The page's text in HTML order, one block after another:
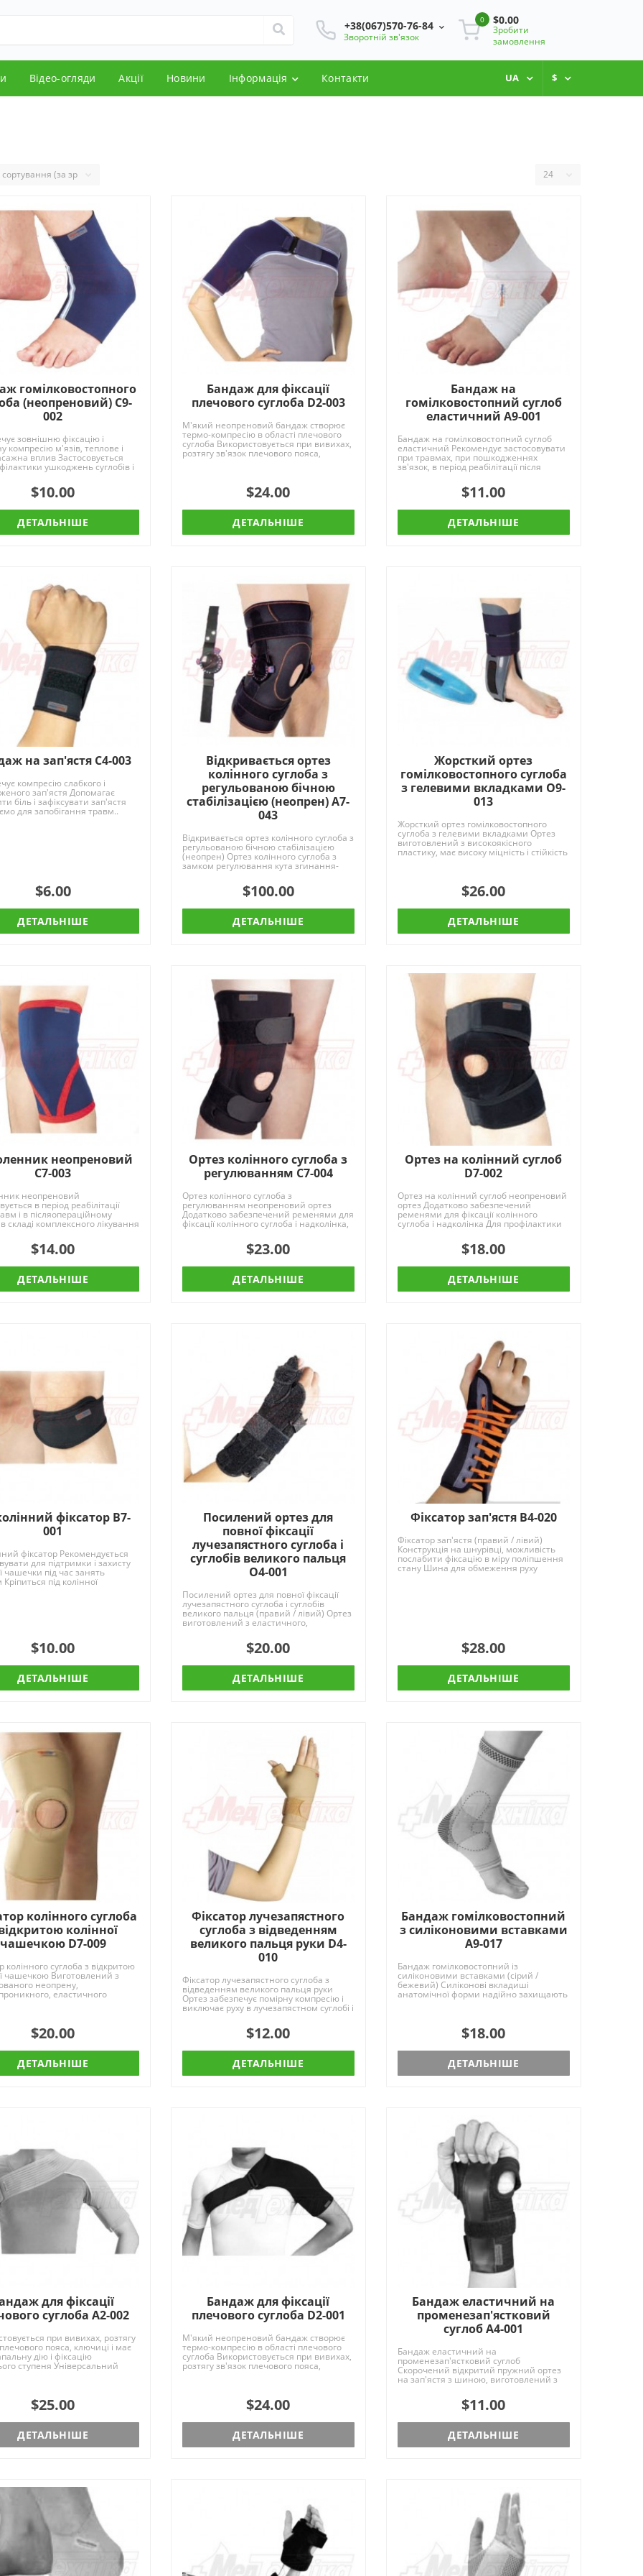
+38(067)570-76-84
Зворотній зв'язок
0 $0.00
Зробити
замовлення
Відео-огляди Акції Новини Інформація Контакти UA $
гомілковостопного
(неопреновий) C9-
002
зовнішню фіксацію і
компресію м'язів, теплове і
вплив Застосовується
ушкоджень суглобів і
$10.00
ДЕТАЛЬНІШЕ
Бандаж для фіксації
плечового суглоба D2-003
М'який неопреновий бандаж створює
термо-компресію в області плечового
суглоба Використовується при вивихах,
розтягу зв'язок плечового пояса,
$24.00
ДЕТАЛЬНІШЕ
Бандаж на
гомілковостопний суглоб
еластичний A9-001
Бандаж на гомілковостопний суглоб
еластичний Рекомендує застосовувати
при травмах, при пошкодженнях
зв'язок, в період реабілітації після
$11.00
ДЕТАЛЬНІШЕ
на зап'ястя C4-003
компресію слабкого і
зап'ястя Допомагає
біль і зафіксувати зап'ястя
для запобігання травм..
$6.00
ДЕТАЛЬНІШЕ
Відкривається ортез
колінного суглоба з
регульованою бічною
стабілізацією (неопрен) A7-
043
Відкривається ортез колінного суглоба з
регульованою бічною стабілізацією
(неопрен) Ортез колінного суглоба з
замком регулювання кута згинання-
$100.00
ДЕТАЛЬНІШЕ
Жорсткий ортез
гомілковостопного суглоба
з гелевими вкладками O9-
013
Жорсткий ортез гомілковостопного
суглоба з гелевими вкладками Ортез
виготовлений з високоякісного
пластику, має високу міцність і стійкість
$26.00
ДЕТАЛЬНІШЕ
неопреновий
C7-003
неопреновий
в період реабілітації
і в післяопераційному
в складі комплексного лікування
$14.00
ДЕТАЛЬНІШЕ
Ортез колінного суглоба з
регулюванням C7-004
Ортез колінного суглоба з
регулюванням неопреновий ортез
Додатково забезпечений ременями для
фіксації колінного суглоба і надколінка,
$23.00
ДЕТАЛЬНІШЕ
Ортез на колінний суглоб
D7-002
Ортез на колінний суглоб неопреновий
ортез Додатково забезпечений
ременями для фіксації колінного
суглоба і надколінка Для профілактики
$18.00
ДЕТАЛЬНІШЕ
фіксатор B7-
001
фіксатор Рекомендується
для підтримки і захисту
чашечки під час занять
під колінної
і пр..
$10.00
ДЕТАЛЬНІШЕ
Посилений ортез для
повної фіксації
лучезапястного суглоба і
суглобів великого пальця
O4-001
Посилений ортез для повної фіксації
лучезапястного суглоба і суглобів
великого пальця (правий / лівий) Ортез
виготовлений з еластичного,
$20.00
ДЕТАЛЬНІШЕ
Фіксатор зап'ястя B4-020
Фіксатор зап'ястя (правий / лівий)
Конструкція на шнурівці, можливість
послабити фіксацію в міру поліпшення
стану Шина для обмеження руху
Застосовуєть..
$28.00
ДЕТАЛЬНІШЕ
колінного суглоба
колінної
чашечкою D7-009
колінного суглоба з відкритою
чашечкою Виготовлений з
неопрену,
еластичного
що володіє з..
$20.00
ДЕТАЛЬНІШЕ
Фіксатор лучезапястного
суглоба з відведенням
великого пальця руки D4-
010
Фіксатор лучезапястного суглоба з
відведенням великого пальця руки
Ортез забезпечує помірну компресію і
виключає руху в лучезапястном суглобі і
$12.00
ДЕТАЛЬНІШЕ
Бандаж гомілковостопний
з силіконовими вставками
A9-017
Бандаж гомілковостопний із
силіконовими вставками (сірий /
бежевий) Силіконові вкладиші
анатомічної форми надійно захищають
медіальну і латеральну кіс..
$18.00
ДЕТАЛЬНІШЕ
для фіксації
суглоба A2-002
при вивихах, розтягу
пояса, ключиці і має
дію і фіксацію
ступеня Універсальний
$25.00
ДЕТАЛЬНІШЕ
Бандаж для фіксації
плечового суглоба D2-001
М'який неопреновий бандаж створює
термо-компресію в області плечового
суглоба Використовується при вивихах,
розтягу зв'язок плечового пояса,
ключиці і..
$24.00
ДЕТАЛЬНІШЕ
Бандаж еластичний на
променезап'ястковий
суглоб A4-001
Бандаж еластичний на
променезап'ястковий суглоб
Скорочений відкритий пружний ортез
на зап'ястя з шиною, виготовлений з
$11.00
ДЕТАЛЬНІШЕ